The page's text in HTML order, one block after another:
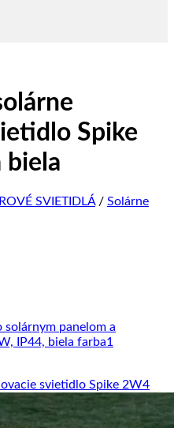
Spike
biela
SVIETIDLÁ / Solárne